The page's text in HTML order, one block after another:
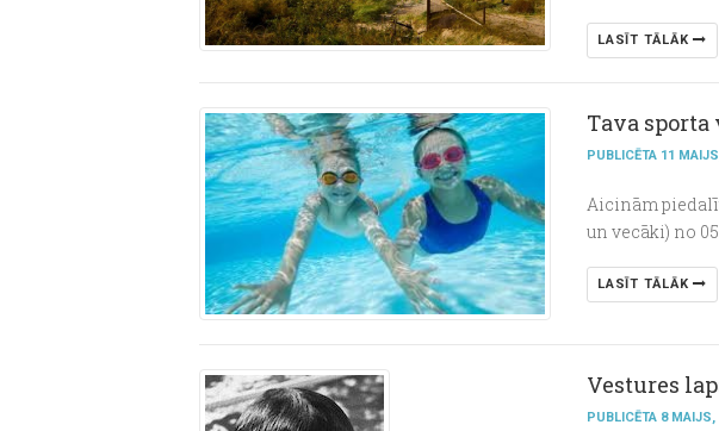
LASĪT TĀLĀK
Тava sporta
PUBLICĒTA 11
Aicinām
un vecāki) no 05
LASĪT TĀLĀK
Vestures
PUBLICĒTA 8 MAIJS,